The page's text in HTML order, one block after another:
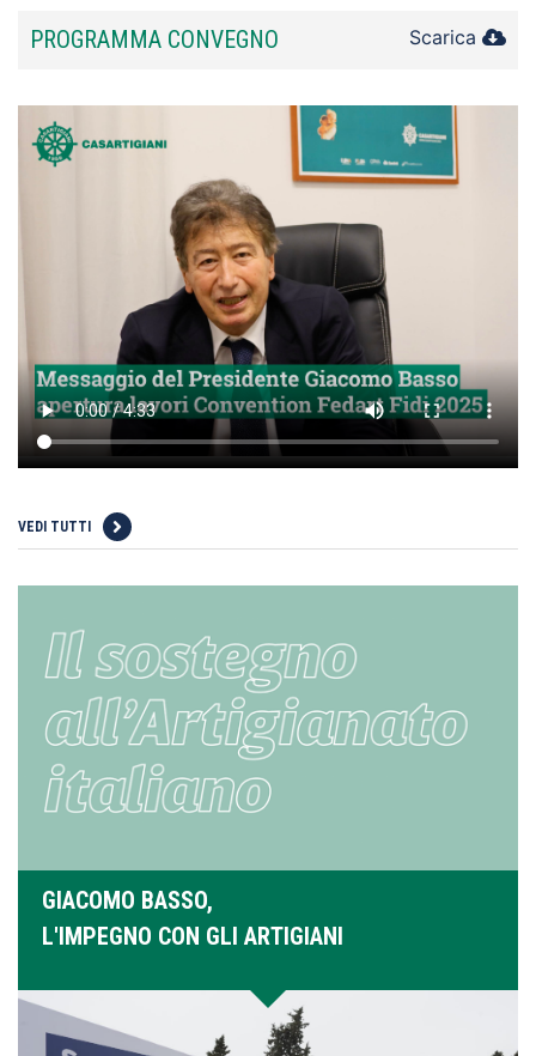
PROGRAMMA CONVEGNO Scarica
VEDI TUTTI
GIACOMO BASSO,
L'IMPEGNO CON GLI ARTIGIANI